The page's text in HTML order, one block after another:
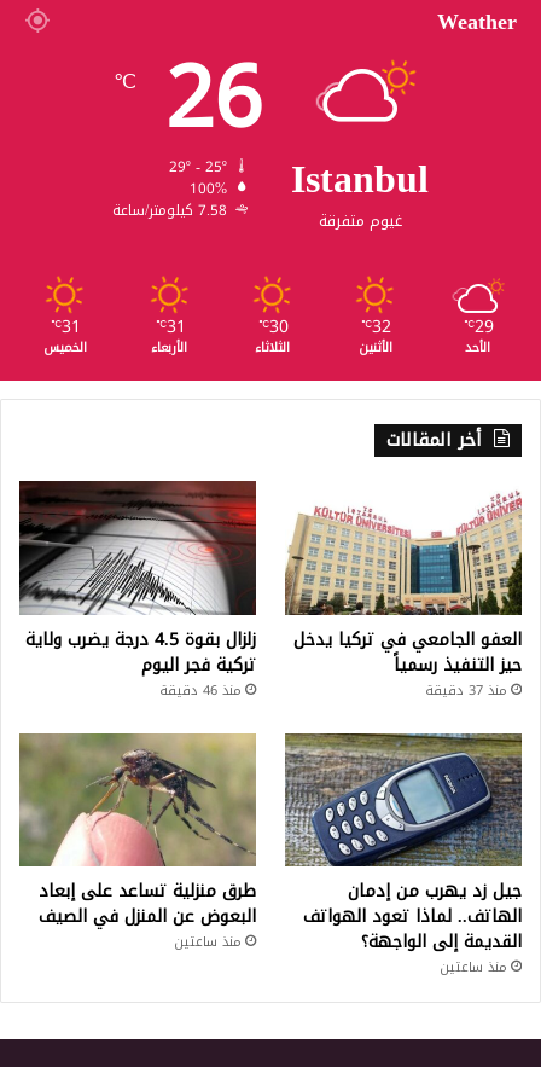
Weather
Istanbul
غيوم متفرقة
26
℃
100%
7.58 كيلومتر/ساعة
29
℃
الأحد
32
℃
الأثنين
30
℃
الثلاثاء
31
℃
الأربعاء
31
℃
الخميس
أخر المقالات
العفو الجامعي في تركيا يدخل
حيز التنفيذ رسمياً
منذ 37 دقيقة
زلزال بقوة 4.5 درجة يضرب ولاية
تركية فجر اليوم
منذ 46 دقيقة
جيل زد يهرب من إدمان
الهاتف.. لماذا تعود الهواتف
القديمة إلى الواجهة؟
منذ ساعتين
طرق منزلية تساعد على إبعاد
البعوض عن المنزل في الصيف
منذ ساعتين